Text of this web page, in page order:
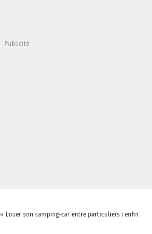
» Louer son camping-car entre particuliers : enfin